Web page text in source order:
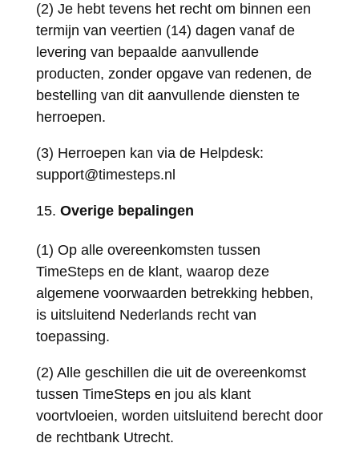
(2) Je hebt tevens het recht om binnen een
termijn van veertien (14) dagen vanaf de
levering van bepaalde aanvullende
producten, zonder opgave van redenen, de
bestelling van dit aanvullende diensten te
herroepen.
(3) Herroepen kan via de Helpdesk:
support@timesteps.nl
Overige bepalingen
(1) Op alle overeenkomsten tussen
TimeSteps en de klant, waarop deze
algemene voorwaarden betrekking hebben,
is uitsluitend Nederlands recht van
toepassing.
(2) Alle geschillen die uit de overeenkomst
tussen TimeSteps en jou als klant
voortvloeien, worden uitsluitend berecht door
de rechtbank Utrecht.